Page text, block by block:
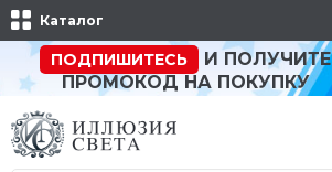
Каталог
ПОДПИШИТЕСЬ
И ПОЛУЧИТЕ
ПРОМОКОД НА ПОКУПКУ